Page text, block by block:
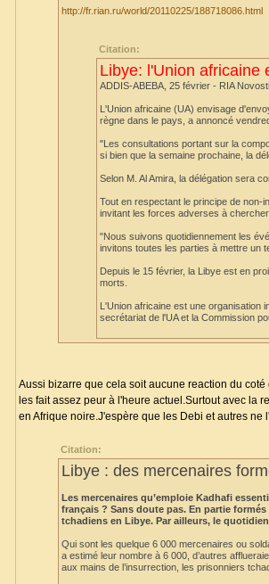
http://fr.rian.ru/world/20110225/188718086.html
Citation:
Libye: l'Union africaine
ADDIS-ABEBA, 25 février - RIA Novosti
L'Union africaine (UA) envisage
règne dans le pays, a annoncé
"Les consultations portant sur la
si bien que la semaine prochaine, la
Selon M. Al Amira, la délégation sera
Tout en respectant le principe de non-
invitant les forces adverses à
"Nous suivons quotidiennement les
invitons toutes les parties à mettre un
Depuis le 15 février, la Libye est en
morts.
L'Union africaine est une organisation
secrétariat de l'UA et la Commission
Aussi bizarre que cela soit aucune reaction du
les fait assez peur à l'heure actuel.Surtout avec la
en Afrique noire.J'espère que les Debi et autres ne
Citation:
Libye : des mercenaires
Les mercenaires qu’emploie Kadhafi
français ? Sans doute pas. En partie
tchadiens en Libye. Par ailleurs, le
Qui sont les quelque 6 000 mercenaires ou
a estimé leur nombre à 6 000, d’autres
aux mains de l’insurrection, les prisonniers